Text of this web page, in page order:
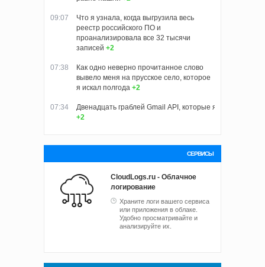
09:07
Что я узнала, когда выгрузила весь
реестр российского ПО и
проанализировала все 32 тысячи
записей +2
07:38
Как одно неверно прочитанное слово
вывело меня на прусское село, которое
я искал полгода +2
07:34
Двенадцать граблей Gmail API, которые я собрал, пока
+2
СЕРВИСЫ
CloudLogs.ru - Облачное
логирование
Храните логи вашего сервиса
или приложения в облаке.
Удобно просматривайте и
анализируйте их.